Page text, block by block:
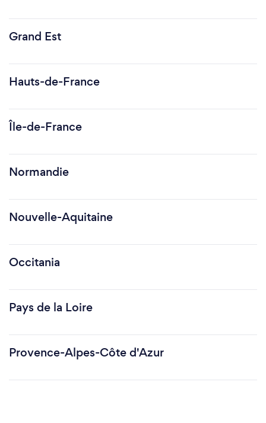
Grand Est
Hauts-de-France
Île-de-France
Normandie
Nouvelle-Aquitaine
Occitania
Pays de la Loire
Provence-Alpes-Côte d'Azur